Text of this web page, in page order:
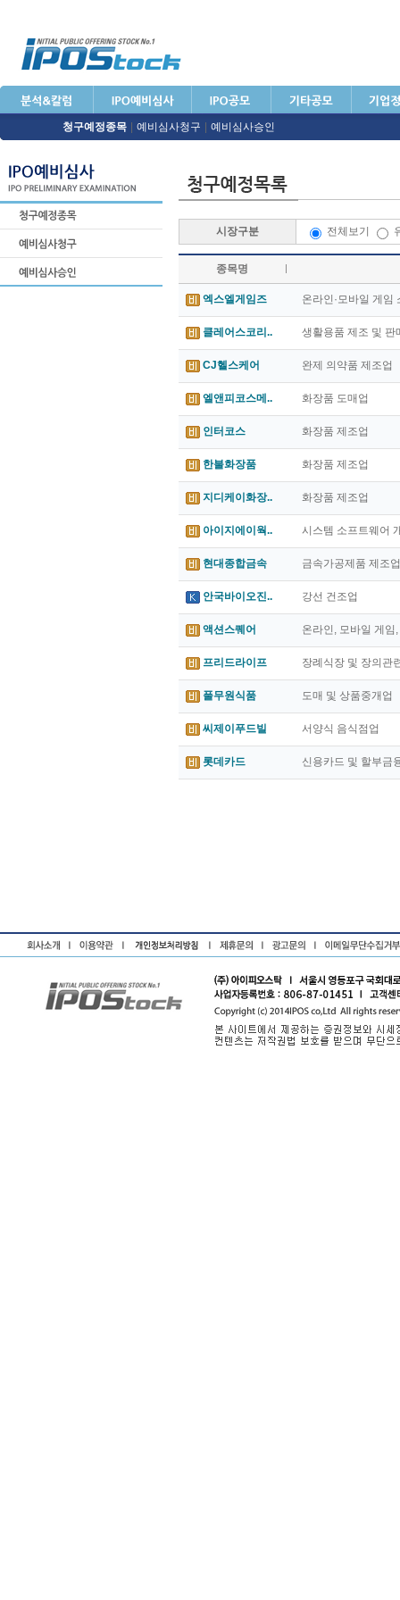
청구예정종목 예비심사청구 예비심사승인
시장구분 전체보기
종목명
엑스엘게임즈 온라인·모바일 게임
클레어스코리.. 생활용품 제조 및 판
CJ헬스케어 완제 의약품 제조업
엘앤피코스메.. 화장품 도매업
인터코스 화장품 제조업
한불화장품 화장품 제조업
지디케이화장.. 화장품 제조업
아이지에이웍.. 시스템 소프트웨어
현대종합금속 금속가공제품 제조업
안국바이오진.. 강선 건조업
액션스퀘어 온라인, 모바일 게임
프리드라이프 장례식장 및 장의관
풀무원식품 도매 및 상품중개업
씨제이푸드빌 서양식 음식점업
롯데카드 신용카드 및 할부금